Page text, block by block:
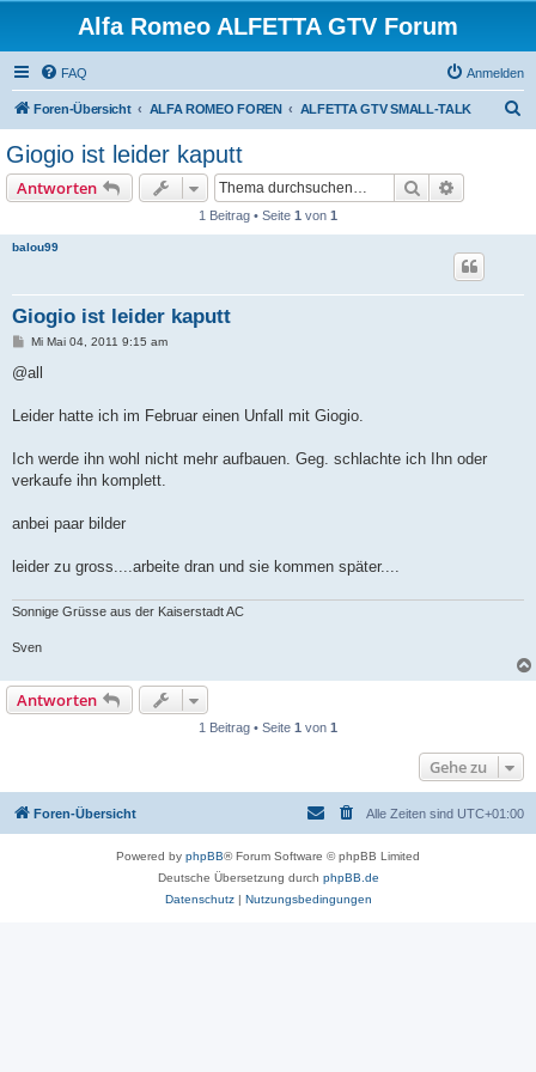
Alfa Romeo ALFETTA GTV Forum
FAQ Anmelden
Foren-Übersicht ALFA ROMEO FOREN ALFETTA GTV SMALL-TALK
Giogio ist leider kaputt
Antworten Suche
1 Beitrag • Seite 1 von 1
balou99
Giogio ist leider kaputt
B
i
a
Mi Mai 04, 2011 9:15 am
@all
Leider hatte ich im Februar einen Unfall mit Giogio.
Ich werde ihn wohl nicht mehr aufbauen. Geg. schlachte ich Ihn oder
verkaufe ihn komplett.
anbei paar bilder
leider zu gross....arbeite dran und sie kommen später....
Sonnige Grüsse aus der Kaiserstadt AC
Sven
Antworten
1 Beitrag • Seite 1 von 1
Gehe zu
Foren-Übersicht Alle Zeiten sind UTC+01:00
Powered by phpBB® Forum Software © phpBB Limited
Deutsche Übersetzung durch phpBB.de
Datenschutz| Nutzungsbedingungen